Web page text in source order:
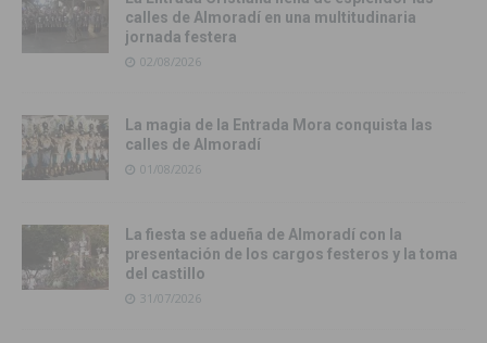
calles de Almoradí en una multitudinaria
jornada festera
02/08/2026
La magia de la Entrada Mora conquista las
calles de Almoradí
01/08/2026
La fiesta se adueña de Almoradí con la
presentación de los cargos festeros y la toma
del castillo
31/07/2026